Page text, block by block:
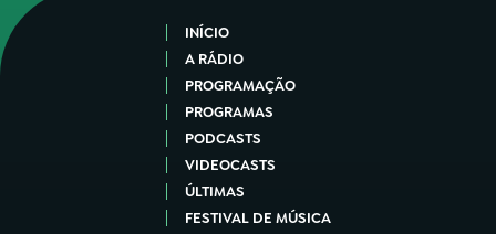
INÍCIO
A RÁDIO
PROGRAMAÇÃO
PROGRAMAS
PODCASTS
VIDEOCASTS
ÚLTIMAS
FESTIVAL DE MÚSICA